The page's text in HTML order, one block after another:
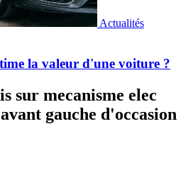
Actualités
la valeur d'une voiture ?
sur mecanisme elec
gauche d'occasion